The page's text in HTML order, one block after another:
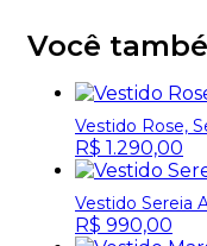
Você
Vestido Rose,
R$ 1.290,00
Vestido Sereia
R$ 990,00